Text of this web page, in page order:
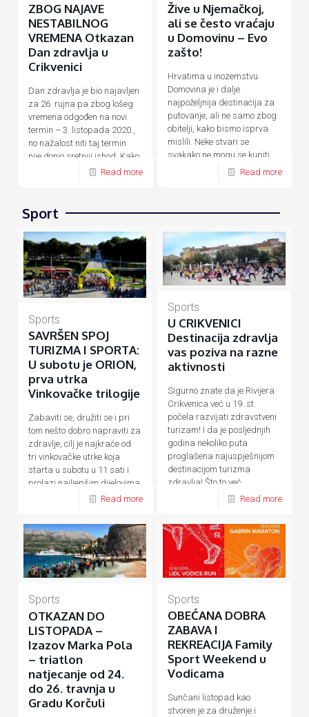
ZBOG NAJAVE
NESTABILNOG
VREMENA Otkazan
Dan zdravlja u
Crikvenici
Dan zdravlja je bio najavljen
za 26. rujna pa zbog lošeg
vremena odgođen na novi
termin – 3. listopada 2020.,
no nažalost niti taj termin
nije donio sretniji ishod. Kako
Read more
Žive u Njemačkoj,
ali se često vraćaju
u Domovinu – Evo
zašto!
Hrvatima u inozemstvu
Domovina je i dalje
najpoželjnija destinacija za
putovanje, ali ne samo zbog
obitelji, kako bismo isprva
mislili. Neke stvari se
svakako ne mogu se kupiti
Read more
Sport
Sports
SAVRŠEN SPOJ
TURIZMA I SPORTA:
U subotu je ORION,
prva utrka
Vinkovačke trilogije
Zabaviti se, družiti se i pri
tom nešto dobro napraviti za
zdravlje, cilj je najkraće od
tri vinkovačke utrke koja
starta u subotu u 11 sati i
prolazi najljepšim dijelovima
Read more
Sports
U CRIKVENICI
Destinacija zdravlja
vas poziva na razne
aktivnosti
Sigurno znate da je Rivijera
Crikvenica već u 19. st.
počela razvijati zdravstveni
turizam! I da je posljednjih
godina nekoliko puta
proglašena najuspješnijom
destinacijom turizma
zdravlja! Što to već
[…] Read more
Sports
OTKAZAN DO
LISTOPADA –
Izazov Marka Pola
– triatlon
natjecanje od 24.
do 26. travnja u
Gradu Korčuli
Sports
OBEĆANA DOBRA
ZABAVA I
REKREACIJA Family
Sport Weekend u
Vodicama
Sunčani listopad kao
stvoren je za druženje i